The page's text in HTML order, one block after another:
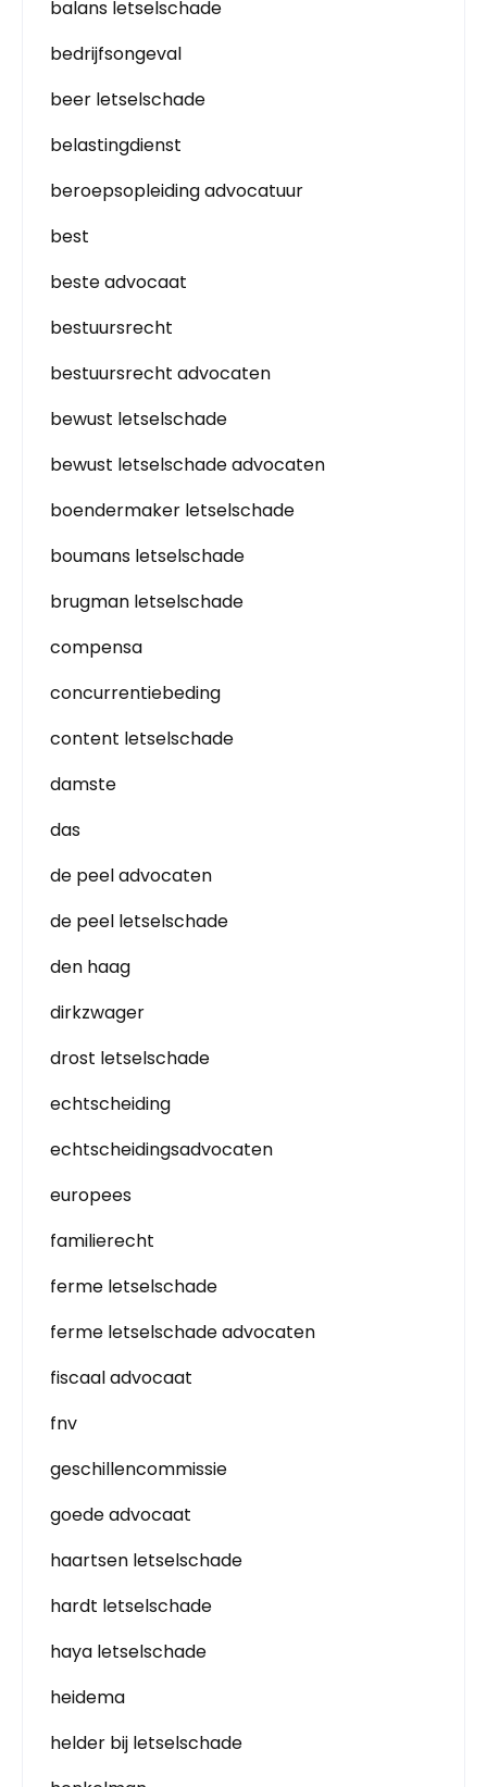
balans letselschade
bedrijfsongeval
beer letselschade
belastingdienst
beroepsopleiding advocatuur
best
beste advocaat
bestuursrecht
bestuursrecht advocaten
bewust letselschade
bewust letselschade advocaten
boendermaker letselschade
boumans letselschade
brugman letselschade
compensa
concurrentiebeding
content letselschade
damste
das
de peel advocaten
de peel letselschade
den haag
dirkzwager
drost letselschade
echtscheiding
echtscheidingsadvocaten
europees
familierecht
ferme letselschade
ferme letselschade advocaten
fiscaal advocaat
fnv
geschillencommissie
goede advocaat
haartsen letselschade
hardt letselschade
haya letselschade
heidema
helder bij letselschade